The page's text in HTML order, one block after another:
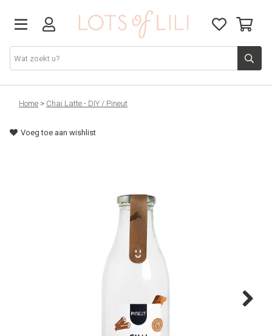
VADERDAG
SOLDEN
Home > Chai Latte - DIY / Pineut
Voeg toe aan wishlist